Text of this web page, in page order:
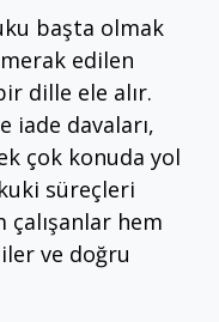
başta olmak
edilen
dille ele alır.
iade davaları,
çok konuda yol
süreçleri
hem
ve doğru